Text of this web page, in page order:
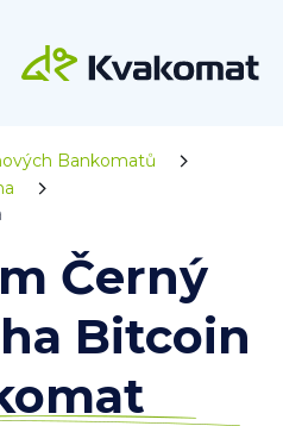
Bankomatů
Černý
Bitcoin